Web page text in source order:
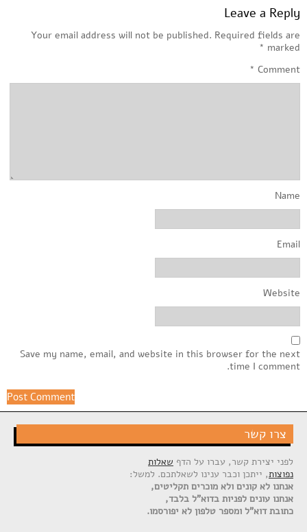
Leave a Reply
Your email address will not be published. Required fields are
marked
*
Comment
*
Name
Email
Website
Save my name, email, and website in this browser for the next
time I comment.
צרו קשר
לפני יצירת קשר, עברו על הדף שאלות
נפוצות, ייתכן וכבר ענינו לשאלתכם. למשל:
אנחנו לא קונים ולא מוכרים תקליטים,
אנחנו עונים לפניות בדוא"ל בלבד,
כתובת דוא"ל ומספר טלפון לא יפורסמו.